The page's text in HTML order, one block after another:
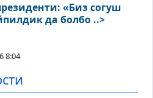
«Биз согуш
да болбо ..>
8:04